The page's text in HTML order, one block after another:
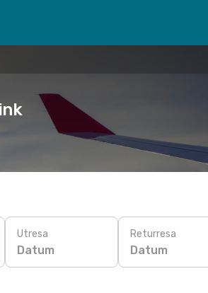
Utresa
Datum
Returresa
Datum